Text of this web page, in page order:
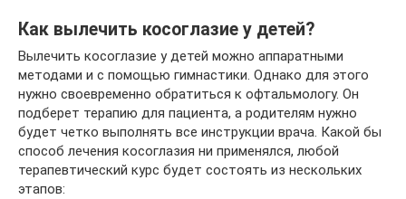
Как вылечить косоглазие у детей?
Вылечить косоглазие у детей можно аппаратными
методами и с помощью гимнастики. Однако для этого
нужно своевременно обратиться к офтальмологу. Он
подберет терапию для пациента, а родителям нужно
будет четко выполнять все инструкции врача. Какой бы
способ лечения косоглазия ни применялся, любой
терапевтический курс будет состоять из нескольких
этапов: